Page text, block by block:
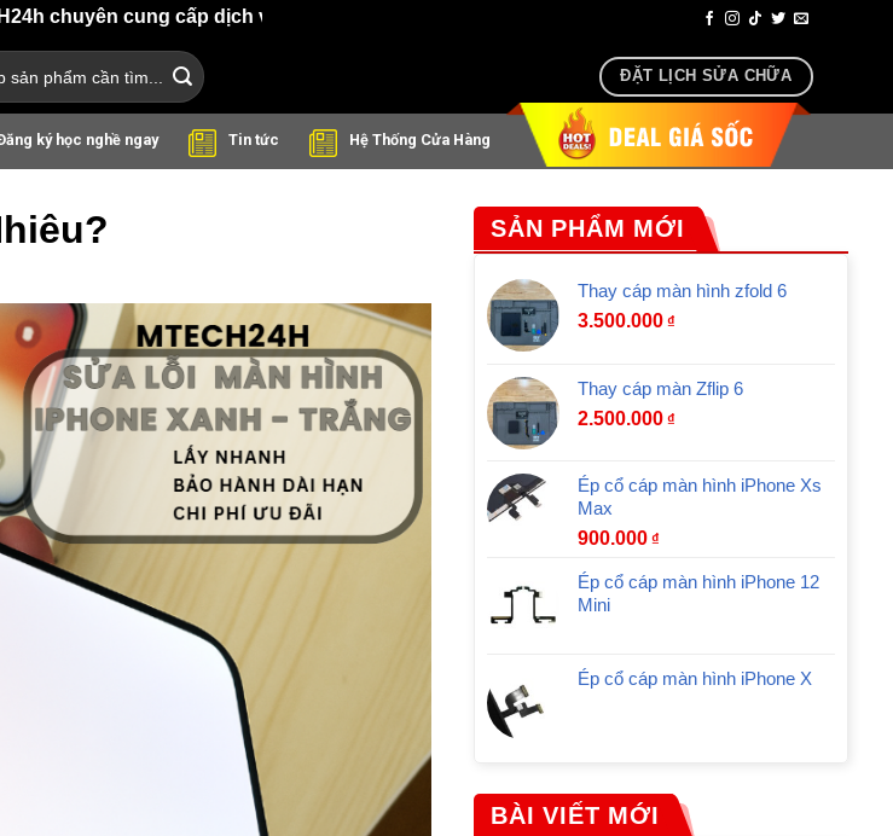
cung cấp dịch vụ sửa chữa điện thoại, airpods lấy ngay sau 30 phút
ĐẶT LỊCH SỬA CHỮA
ký học nghề ngay Tin tức Hệ Thống Cửa Hàng
SẢN PHẨM MỚI
Thay cáp màn hình zfold 6
3.500.000 ₫
Thay cáp màn Zflip 6
2.500.000 ₫
Ép cổ cáp màn hình iPhone Xs
Max
900.000 ₫
Ép cổ cáp màn hình iPhone 12
Mini
Ép cổ cáp màn hình iPhone X
BÀI VIẾT MỚI